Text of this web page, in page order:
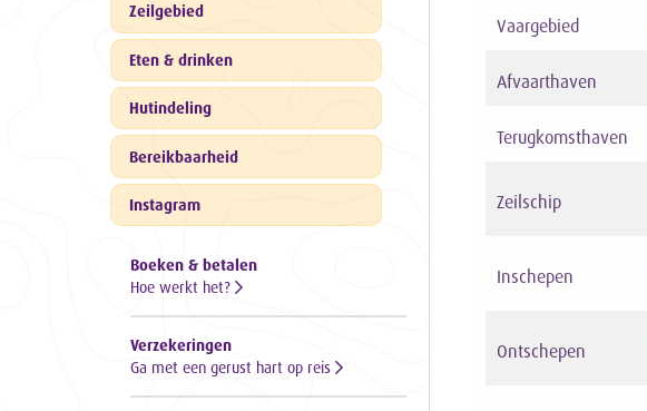
Zeilgebied
Eten & drinken
Hutindeling
Bereikbaarheid
Instagram
Boeken & betalen
Hoe werkt het?
Verzekeringen
Ga met een gerust hart op reis
Vaargebied
Afvaarthaven
Terugkomsthaven
Zeilschip
Inschepen
Ontschepen